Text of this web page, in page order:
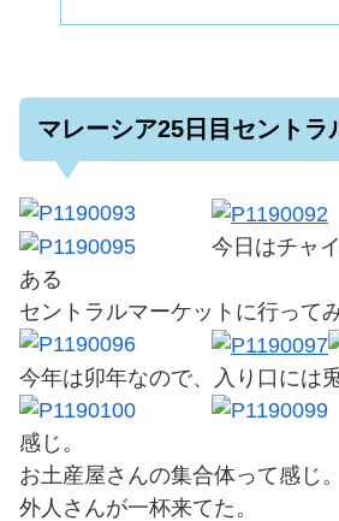
マレーシア25日目セントラ
今日はチャ
ある
セントラルマーケットに行ってみ
今年は卯年なので、入り口には
感じ。
お土産屋さんの集合体って感じ。
外人さんが一杯来てた。